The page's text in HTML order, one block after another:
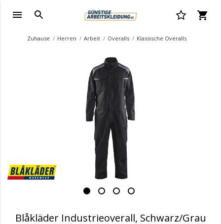
Zuhause Herren Arbeit Overalls Klassische Overalls
Blåkläder Industrieoverall, Schwarz/Grau